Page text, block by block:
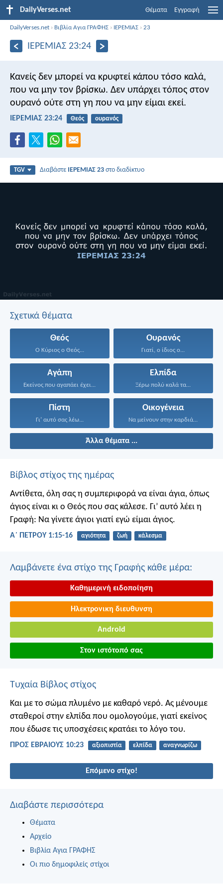
DailyVerses.net Θέματα Εγγραφή
DailyVerses.net › Βιβλία Αγια ΓΡΑΦΗΣ › ΙΕΡΕΜΙΑΣ ›23
ΙΕΡΕΜΙΑΣ 23:24
Κανείς δεν μπορεί να κρυφτεί κάπου τόσο καλά,
που να μην τον βρίσκω. Δεν υπάρχει τόπος στον
ουρανό ούτε στη γη που να μην είμαι εκεί.
ΙΕΡΕΜΙΑΣ 23:24 Θεός ουρανός
TGV Διαβάστε ΙΕΡΕΜΙΑΣ 23 στο διαδίκτυο
Σχετικά θέματα
Θεός
Ο Κύριος ο Θεός...
Ουρανός
Γιατί, ο ίδιος ο...
Αγάπη
Εκείνος που αγαπάει έχει...
Ελπίδα
Ξέρω πολύ καλά τα...
Πίστη
Γι’ αυτό σας λέω...
Οικογένεια
Να μείνουν στην καρδιά...
Άλλα θέματα ...
Βίβλος στίχος της ημέρας
Αντίθετα, όλη σας η συμπεριφορά να είναι άγια, όπως
άγιος είναι κι ο Θεός που σας κάλεσε. Γι’ αυτό λέει η
Γραφή: Να γίνετε άγιοι γιατί εγώ είμαι άγιος.
Α΄ ΠΕΤΡΟΥ 1:15-16 αγιότητα ζωή κάλεσμα
Λαμβάνετε ένα στίχο της Γραφής κάθε μέρα:
Καθημερινή ειδοποίηση
Ηλεκτρονικη διευθυνση
Android
Στον ιστότοπό σας
Τυχαία Βίβλος στίχος
Και με το σώμα πλυμένο με καθαρό νερό. Ας μένουμε
σταθεροί στην ελπίδα που ομολογούμε, γιατί εκείνος
που έδωσε τις υποσχέσεις κρατάει το λόγο του.
ΠΡΟΣ ΕΒΡΑΙΟΥΣ 10:23 αξιοπιστία ελπίδα αναγνωρίζω
Επόμενο στίχο!
Διαβάστε περισσότερα
Θέματα
Αρχείο
Βιβλία Αγια ΓΡΑΦΗΣ
Οι πιο δημοφιλείς στίχοι